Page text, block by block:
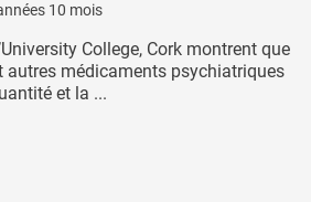
10 mois
College, Cork montrent que
autres médicaments psychiatriques
et la ...